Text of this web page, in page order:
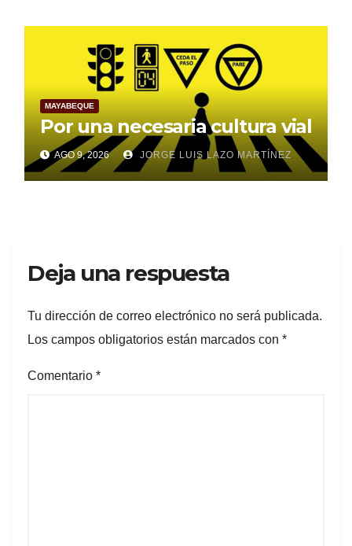
MAYABEQUE
Por una necesaria cultura vial
AGO 9, 2026 JORGE LUIS LAZO MARTÍNEZ
Deja una respuesta
Tu dirección de correo electrónico no será publicada.
Los campos obligatorios están marcados con *
Comentario *